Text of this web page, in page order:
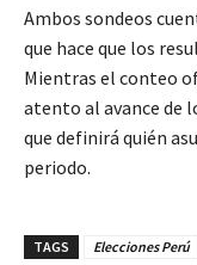
Ambos sondeos
que hace que los
Mientras el conteo
atento al avance de
que definirá quién
periodo.
TAGS Elecciones Perú